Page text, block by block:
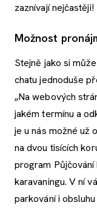
zaznívají nejčastěji!
Možnost
Stejně jako si
chatu jednoduše
„Na webových
jakém termínu a
je u nás možné už
na dvou tisících
program
karavaningu. V ní
parkování i